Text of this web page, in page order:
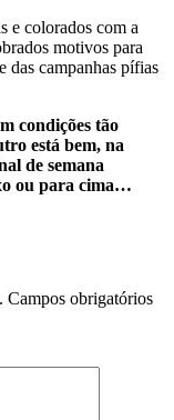
e colorados com a
motivos para
das campanhas pífias
condições tão
está bem, na
de semana
ou para cima…
Campos obrigatórios